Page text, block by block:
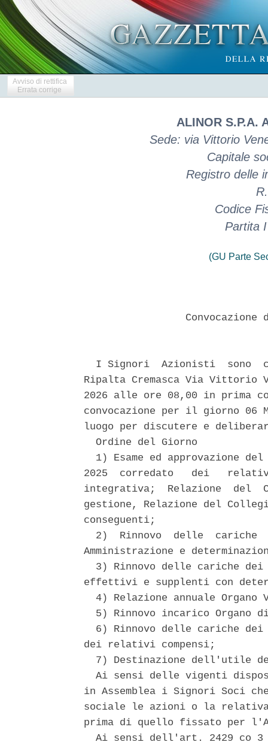
Avviso di rettifica
Errata corrige
ALINOR S.P.A.
Sede: via Vittorio
Capitale
Registro delle
Codice
Partita
(GU Parte
Convocazione
I Signori  Azionisti  sono
Ripalta Cremasca Via
2026 alle ore 08,00 in prima
convocazione per il giorno 06
luogo per discutere e
  Ordine del Giorno
1) Esame ed approvazione
2025  corredato   dei
integrativa;  Relazione  del
gestione, Relazione del
conseguenti;
2)  Rinnovo  delle  cariche
Amministrazione e
3) Rinnovo delle cariche
effettivi e supplenti con
4) Relazione annuale Organo
5) Rinnovo incarico Organo
6) Rinnovo delle cariche
dei relativi compensi;
7) Destinazione dell'utile
Ai sensi delle vigenti
in Assemblea i Signori Soci
sociale le azioni o la
prima di quello fissato per
Ai sensi dell'art. 2429 co